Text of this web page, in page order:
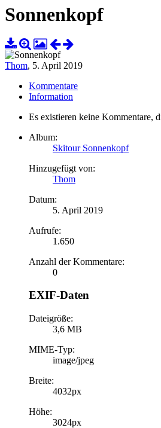
Sonnenkopf
Thom, 5. April 2019
Kommentare
Information
Es existieren keine Kommentare,
Album:
Skitour Sonnenkopf
Hinzugefügt von:
Thom
Datum:
5. April 2019
Aufrufe:
1.650
Anzahl der Kommentare:
0
EXIF-Daten
Dateigröße:
3,6 MB
MIME-Typ:
image/jpeg
Breite:
4032px
Höhe:
3024px